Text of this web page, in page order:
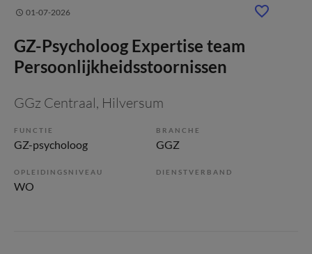
01-07-2026
GZ-Psycholoog Expertise team
Persoonlijkheidsstoornissen
GGz Centraal, Hilversum
FUNCTIE
GZ-psycholoog
BRANCHE
GGZ
OPLEIDINGSNIVEAU
WO
DIENSTVERBAND